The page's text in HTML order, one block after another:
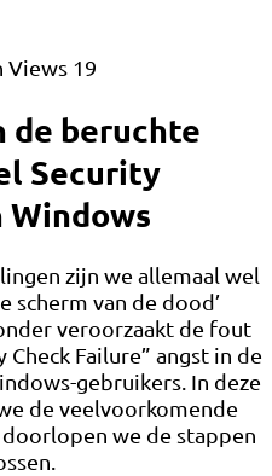
Views 19
de beruchte
Security
Windows
zijn we allemaal wel
scherm van de dood’
veroorzaakt de fout
Failure” angst in de
gebruikers. In deze
de veelvoorkomende
we de stappen